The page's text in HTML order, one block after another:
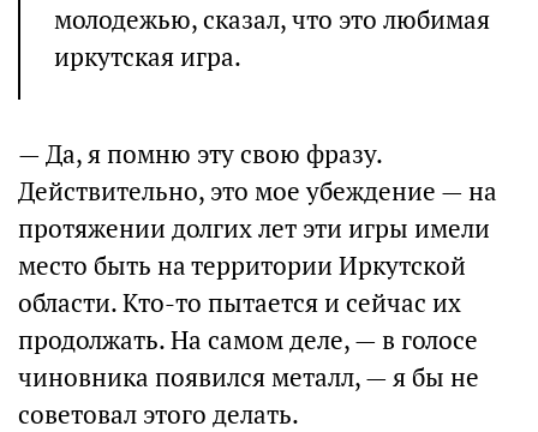
молодежью, сказал, что это любимая
иркутская игра.
— Да, я помню эту свою фразу.
Действительно, это мое убеждение — на
протяжении долгих лет эти игры имели
место быть на территории Иркутской
области. Кто-то пытается и сейчас их
продолжать. На самом деле, — в голосе
чиновника появился металл, — я бы не
советовал этого делать.